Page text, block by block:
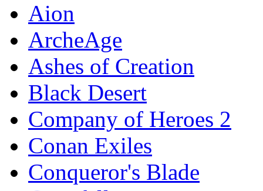
Aion
ArcheAge
Ashes of Creation
Black Desert
Company of Heroes 2
Conan Exiles
Conqueror's Blade